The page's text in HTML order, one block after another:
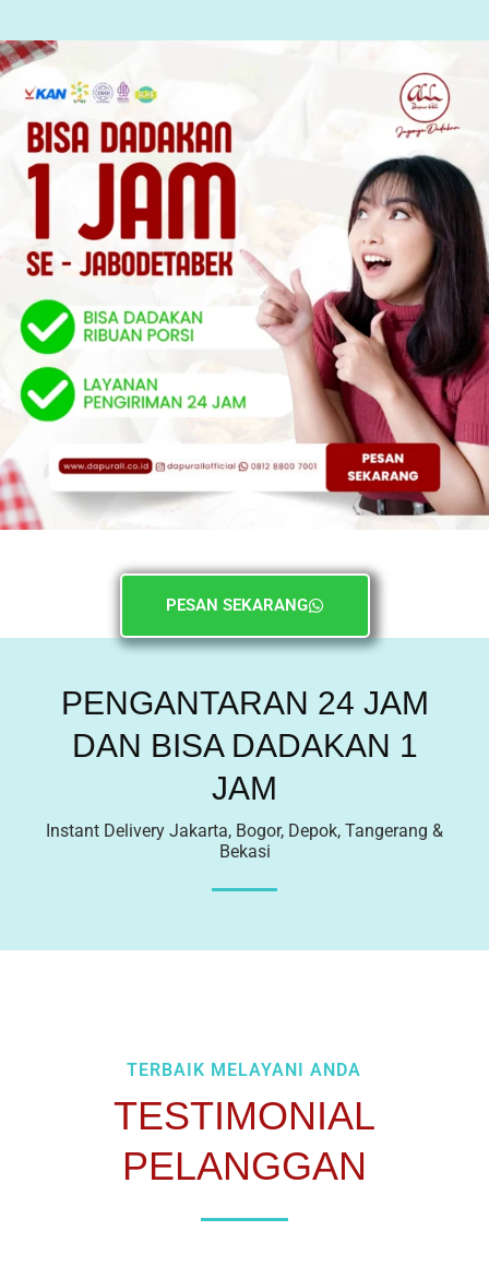
PESAN SEKARANG
PENGANTARAN 24 JAM
DAN BISA DADAKAN 1
JAM
Instant Delivery Jakarta, Bogor, Depok, Tangerang &
Bekasi
TERBAIK MELAYANI ANDA
TESTIMONIAL
PELANGGAN